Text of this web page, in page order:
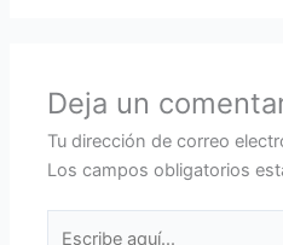
Deja un
Tu dirección de correo
Los campos obligatorios